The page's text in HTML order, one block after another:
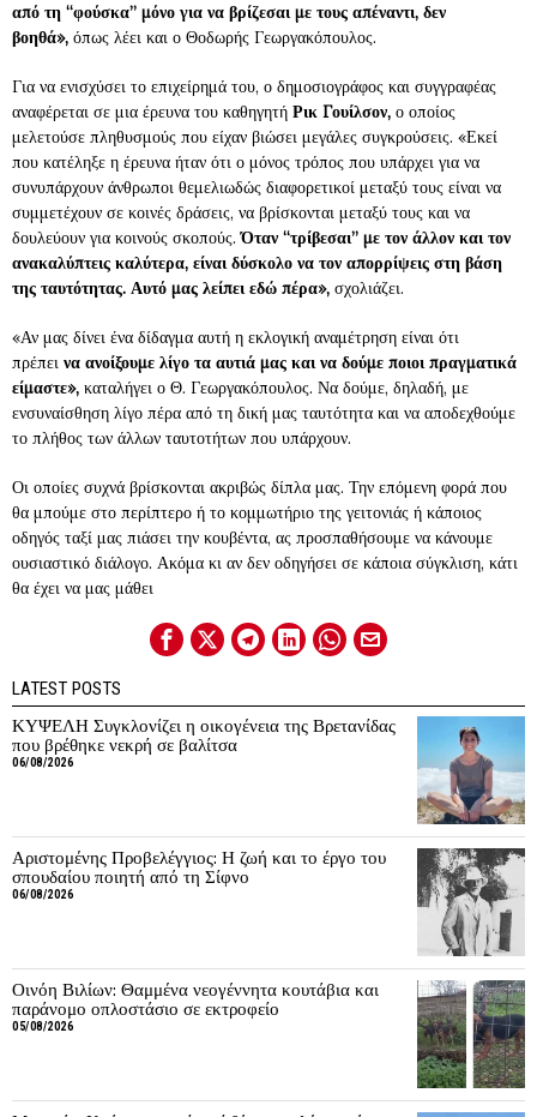
από τη “φούσκα” μόνο για να βρίζεσαι με τους απέναντι, δεν
βοηθά», όπως λέει και ο Θοδωρής Γεωργακόπουλος.
Για να ενισχύσει το επιχείρημά του, ο δημοσιογράφος και συγγραφέας
αναφέρεται σε μια έρευνα του καθηγητή Ρικ Γουίλσον, ο οποίος
μελετούσε πληθυσμούς που είχαν βιώσει μεγάλες συγκρούσεις. «Εκεί
που κατέληξε η έρευνα ήταν ότι ο μόνος τρόπος που υπάρχει για να
συνυπάρχουν άνθρωποι θεμελιωδώς διαφορετικοί μεταξύ τους είναι να
συμμετέχουν σε κοινές δράσεις, να βρίσκονται μεταξύ τους και να
δουλεύουν για κοινούς σκοπούς. Όταν “τρίβεσαι” με τον άλλον και τον
ανακαλύπτεις καλύτερα, είναι δύσκολο να τον απορρίψεις στη βάση
της ταυτότητας. Αυτό μας λείπει εδώ πέρα», σχολιάζει.
«Αν μας δίνει ένα δίδαγμα αυτή η εκλογική αναμέτρηση είναι ότι
πρέπει να ανοίξουμε λίγο τα αυτιά μας και να δούμε ποιοι πραγματικά
είμαστε», καταλήγει ο Θ. Γεωργακόπουλος. Να δούμε, δηλαδή, με
ενσυναίσθηση λίγο πέρα από τη δική μας ταυτότητα και να αποδεχθούμε
το πλήθος των άλλων ταυτοτήτων που υπάρχουν.
Οι οποίες συχνά βρίσκονται ακριβώς δίπλα μας. Την επόμενη φορά που
θα μπούμε στο περίπτερο ή το κομμωτήριο της γειτονιάς ή κάποιος
οδηγός ταξί μας πιάσει την κουβέντα, ας προσπαθήσουμε να κάνουμε
ουσιαστικό διάλογο. Ακόμα κι αν δεν οδηγήσει σε κάποια σύγκλιση, κάτι
θα έχει να μας μάθει
LATEST POSTS
ΚΥΨΕΛΗ Συγκλονίζει η οικογένεια της Βρετανίδας
που βρέθηκε νεκρή σε βαλίτσα
06/08/2026
Αριστομένης Προβελέγγιος: Η ζωή και το έργο του
σπουδαίου ποιητή από τη Σίφνο
06/08/2026
Οινόη Βιλίων: Θαμμένα νεογέννητα κουτάβια και
παράνομο οπλοστάσιο σε εκτροφείο
05/08/2026